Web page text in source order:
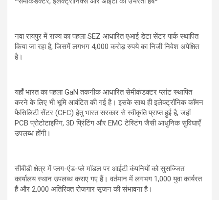
नवा रायपुर में राज्य का पहला SEZ आधारित एआई डेटा सेंटर पार्क स्थापित
किया जा रहा है, जिसमें लगभग 4,000 करोड़ रुपये का निजी निवेश अपेक्षित
है।
यहाँ भारत का पहला GaN तकनीक आधारित सेमीकंडक्टर प्लांट स्थापित
करने के लिए भी भूमि आवंटित की गई है। इसके साथ ही इलेक्ट्रॉनिक कॉमन
फैसिलिटी सेंटर (CFC) हेतु भारत सरकार से स्वीकृति प्राप्त हुई है, जहाँ
PCB प्रोटोटाइपिंग, 3D प्रिंटिंग और EMC टेस्टिंग जैसी आधुनिक सुविधाएँ
उपलब्ध होंगी।
सीबीडी क्षेत्र में प्लग-एंड-प्ले मॉडल पर आईटी कंपनियों को सुसज्जित
कार्यालय स्थान उपलब्ध कराए गए हैं। वर्तमान में लगभग 1,000 युवा कार्यरत
हैं और 2,000 अतिरिक्त रोजगार सृजन की संभावना है।